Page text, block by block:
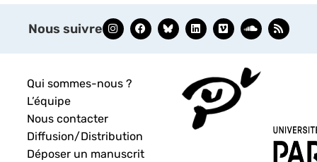
Nous suivre
Qui sommes-nous ?
L’équipe
Nous contacter
Diffusion/Distribution
Déposer un manuscrit